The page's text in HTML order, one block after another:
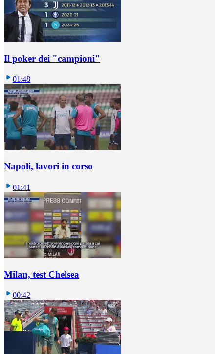
Il poker dei "campioni"
01:48
Napoli, lavori in corso
01:41
Milan, test Chelsea
00:42